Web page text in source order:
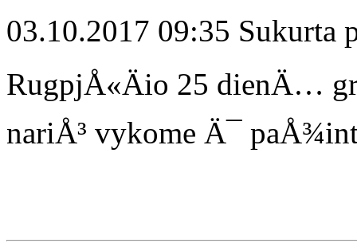
03.10.2017 09:35 Sukurta
RugpjÅ«Äio 25 dienÄ…
nariÅ³ vykome Ä¯